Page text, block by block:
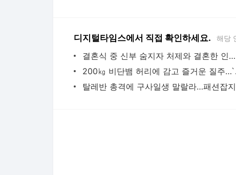
디지털타임스에서 직접 확인하세요. 해당
결혼식 중 신부 숨지자 처제와 결혼한 인도 신랑…시신은 옆방에
200